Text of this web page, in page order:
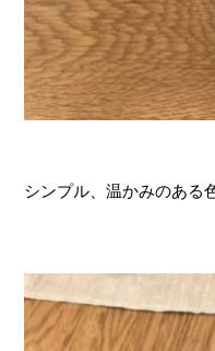
シンプル、温かみのある